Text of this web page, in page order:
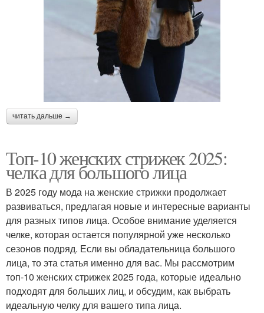
читать дальше →
Топ-10 женских стрижек 2025:
челка для большого лица
В 2025 году мода на женские стрижки продолжает
развиваться, предлагая новые и интересные варианты
для разных типов лица. Особое внимание уделяется
челке, которая остается популярной уже несколько
сезонов подряд. Если вы обладательница большого
лица, то эта статья именно для вас. Мы рассмотрим
топ-10 женских стрижек 2025 года, которые идеально
подходят для больших лиц, и обсудим, как выбрать
идеальную челку для вашего типа лица.